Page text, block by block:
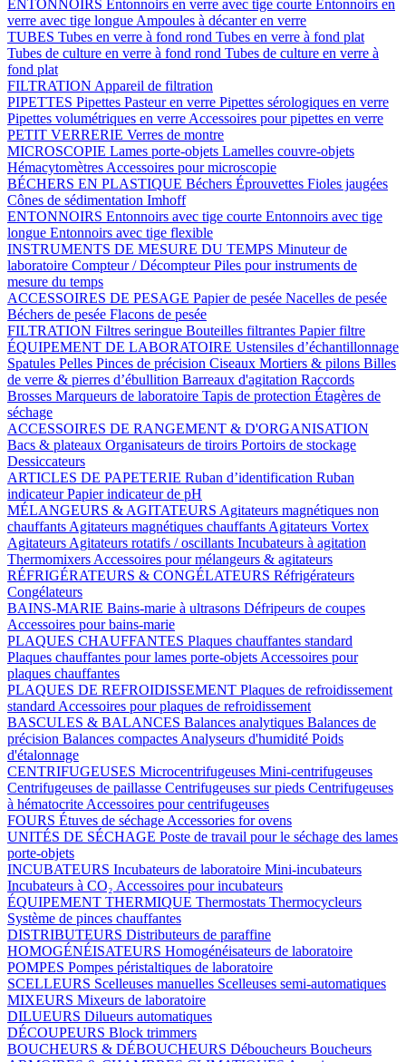
ENTONNOIRS Entonnoirs en verre avec tige courte Entonnoirs en
verre avec tige longue Ampoules à décanter en verre
TUBES Tubes en verre à fond rond Tubes en verre à fond plat
Tubes de culture en verre à fond rond Tubes de culture en verre à
fond plat
FILTRATION Appareil de filtration
PIPETTES Pipettes Pasteur en verre Pipettes sérologiques en verre
Pipettes volumétriques en verre Accessoires pour pipettes en verre
PETIT VERRERIE Verres de montre
MICROSCOPIE Lames porte-objets Lamelles couvre-objets
Hémacytomètres Accessoires pour microscopie
BÉCHERS EN PLASTIQUE Béchers Éprouvettes Fioles jaugées
Cônes de sédimentation Imhoff
ENTONNOIRS Entonnoirs avec tige courte Entonnoirs avec tige
longue Entonnoirs avec tige flexible
INSTRUMENTS DE MESURE DU TEMPS Minuteur de
laboratoire Compteur / DécompteurPiles pour instruments de
mesure du temps
ACCESSOIRES DE PESAGE Papier de pesée Nacelles de pesée
Béchers de pesée Flacons de pesée
FILTRATION Filtres seringue Bouteilles filtrantes Papier filtre
ÉQUIPEMENT DE LABORATOIRE Ustensiles d’échantillonnage
Spatules Pelles Pinces de précision Ciseaux Mortiers & pilons Billes
de verre & pierres d’ébullition Barreaux d'agitation Raccords
Brosses Marqueurs de laboratoire Tapis de protection Étagères de
séchage
ACCESSOIRES DE RANGEMENT & D'ORGANISATION
Bacs & plateaux Organisateurs de tiroirs Portoirs de stockage
Dessiccateurs
ARTICLES DE PAPETERIE Ruban d’identification Ruban
indicateurPapier indicateur de pH
MÉLANGEURS & AGITATEURS Agitateurs magnétiques non
chauffants Agitateurs magnétiques chauffants Agitateurs Vortex
Agitateurs Agitateurs rotatifs / oscillants Incubateurs à agitation
Thermomixers Accessoires pour mélangeurs & agitateurs
RÉFRIGÉRATEURS & CONGÉLATEURS Réfrigérateurs
Congélateurs
BAINS-MARIE Bains-marie à ultrasons Défripeurs de coupes
Accessoires pour bains-marie
PLAQUES CHAUFFANTES Plaques chauffantes standard
Plaques chauffantes pour lames porte-objets Accessoires pour
plaques chauffantes
PLAQUES DE REFROIDISSEMENT Plaques de refroidissement
standard Accessoires pour plaques de refroidissement
BASCULES & BALANCES Balances analytiques Balances de
précision Balances compactes Analyseurs d'humidité Poids
d'étalonnage
CENTRIFUGEUSES Microcentrifugeuses Mini-centrifugeuses
Centrifugeuses de paillasse Centrifugeuses sur pieds Centrifugeuses
à hématocrite Accessoires pour centrifugeuses
FOURS Étuves de séchage Accessories for ovens
UNITÉS DE SÉCHAGE Poste de travail pour le séchage des lames
porte-objets
INCUBATEURS Incubateurs de laboratoire Mini-incubateurs
Incubateurs à CO₂ Accessoires pour incubateurs
ÉQUIPEMENT THERMIQUE Thermostats Thermocycleurs
Système de pinces chauffantes
DISTRIBUTEURS Distributeurs de paraffine
HOMOGÉNÉISATEURS Homogénéisateurs de laboratoire
POMPES Pompes péristaltiques de laboratoire
SCELLEURS Scelleuses manuelles Scelleuses semi-automatiques
MIXEURS Mixeurs de laboratoire
DILUEURS Dilueurs automatiques
DÉCOUPEURS Block trimmers
BOUCHEURS & DÉBOUCHEURS Déboucheurs Boucheurs